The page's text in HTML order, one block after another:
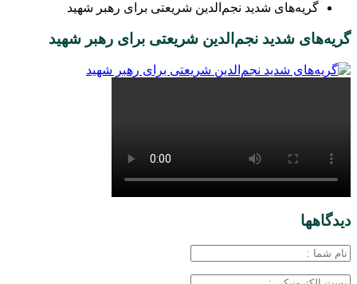
گریه‌های شدید نجم‌الدین شریعتی برای رهبر شهید
گریه‌های شدید نجم‌الدین شریعتی برای رهبر شهید
دیدگاهها